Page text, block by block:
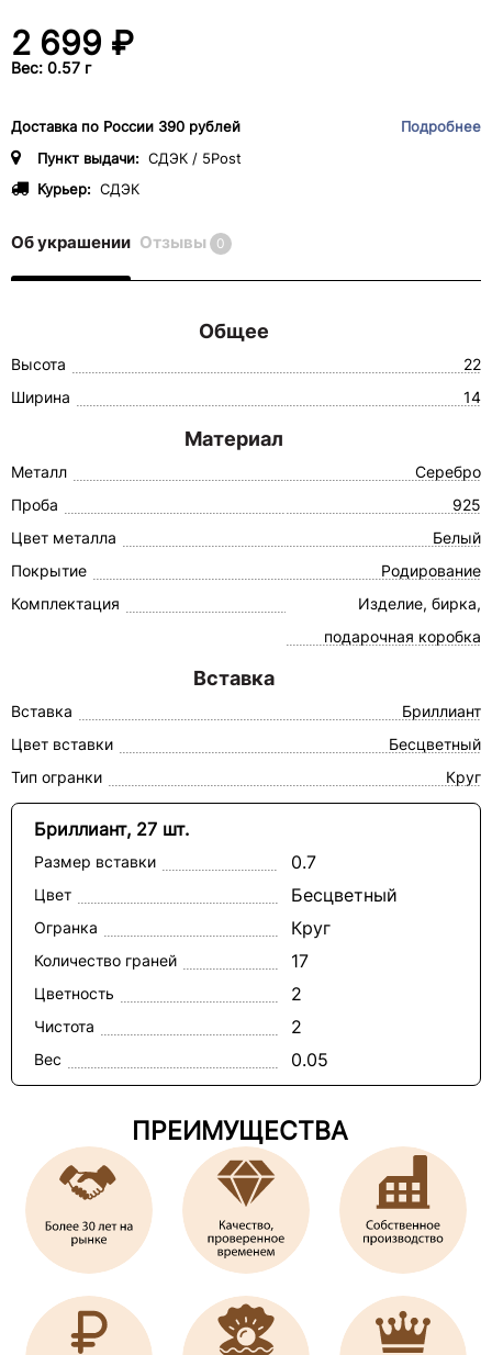
2 699 ₽
Вес: 0.57 г
Доставка по России 390 рублей
Подробнее
Пункт выдачи: СДЭК / 5Post
Курьер: СДЭК
Об украшении Отзывы 0
Общее
Высота
22
Ширина
14
Материал
Металл
Серебро
Проба
925
Цвет металла
Белый
Покрытие
Родирование
Комплектация
Изделие, бирка,
подарочная коробка
Вставка
Вставка
Бриллиант
Цвет вставки
Бесцветный
Тип огранки
Круг
Бриллиант, 27 шт.
Размер вставки 0.7
Цвет Бесцветный
Огранка Круг
Количество граней 17
Цветность 2
Чистота 2
Вес 0.05
ПРЕИМУЩЕСТВА